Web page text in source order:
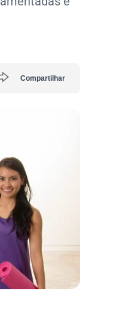
Compartilhar